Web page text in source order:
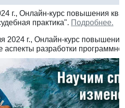
г., Онлайн-курс повышения
практика". Подробнее.
2024 г., Онлайн-курс
разработки